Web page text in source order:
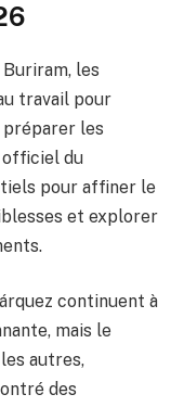
les
travail pour
les
officiel du
pour affiner le
et explorer
continuent à
mais le
autres,
des